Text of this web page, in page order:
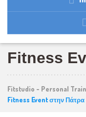
Fitness
Fitstudio - Personal
Fitness Event στην Πάτρα